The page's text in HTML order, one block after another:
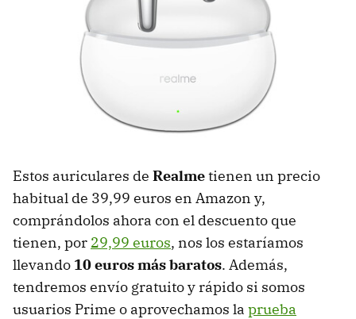
Estos auriculares de Realmetienen un precio
habitual de 39,99 euros en Amazon y,
comprándolos ahora con el descuento que
tienen, por 29,99 euros, nos los estaríamos
llevando 10 euros más baratos. Además,
tendremos envío gratuito y rápido si somos
usuarios Prime o aprovechamos la prueba